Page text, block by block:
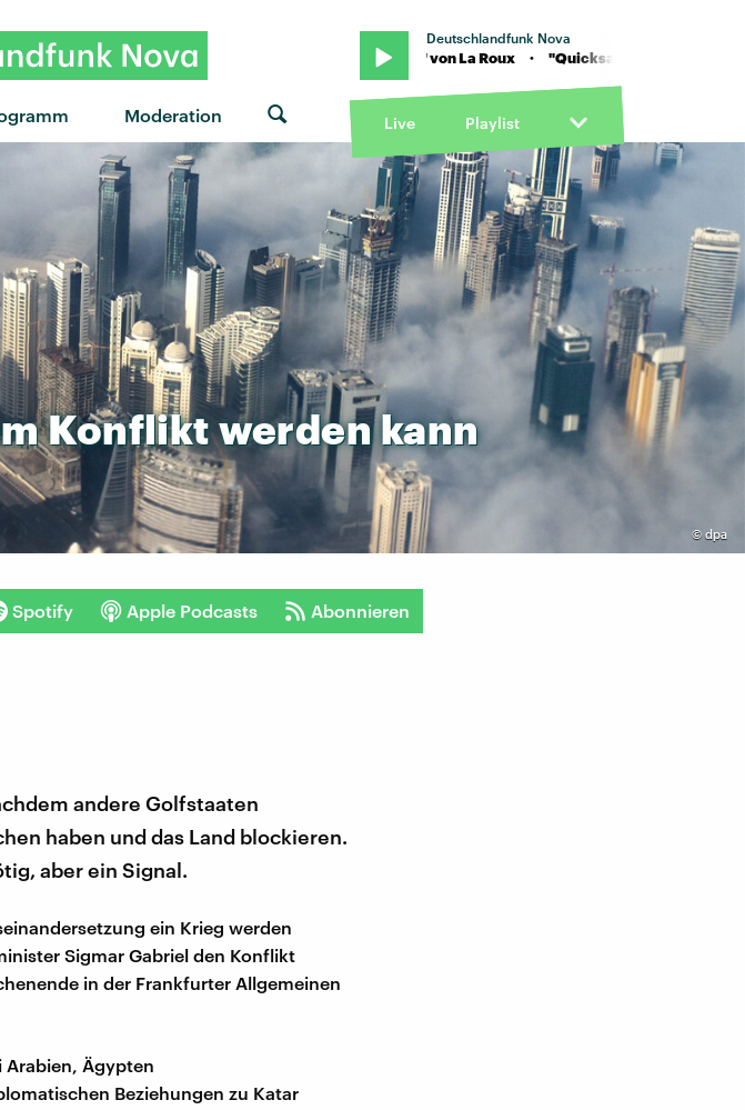
Moderation
Deutschlandfunk Nova
"Quicksand" von La Roux · "Quicksand" von La Roux · "Quicksand" von La Roux
Live Playlist
© dpa
Konflikt werdenkann
Spotify Apple Podcasts Abonnieren
andere Golfstaaten
haben und das Land blockieren.
aber ein Signal.
ein Krieg werden
Sigmar Gabriel den Konflikt
in der Frankfurter Allgemeinen
Arabien, Ägypten
Beziehungen zu Katar